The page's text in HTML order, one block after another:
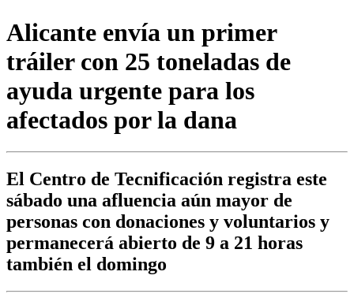
Alicante envía un primer
tráiler con 25 toneladas de
ayuda urgente para los
afectados por la dana
El Centro de Tecnificación registra este
sábado una afluencia aún mayor de
personas con donaciones y voluntarios y
permanecerá abierto de 9 a 21 horas
también el domingo